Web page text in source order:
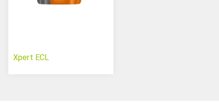
Xpert ECL